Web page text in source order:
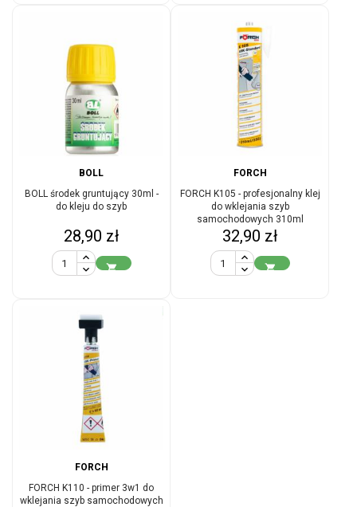
BOLL
BOLL środek gruntujący 30ml -
do kleju do szyb
Cena
28,90 zł

FORCH
FORCH K105 - profesjonalny klej
do wklejania szyb
samochodowych 310ml
Cena
32,90 zł

FORCH
FORCH K110 - primer 3w1 do
wklejania szyb samochodowych